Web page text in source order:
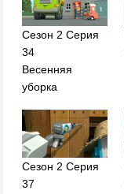
Сезон 2 Серия
34
Весенняя
уборка
Сезон 2 Серия
37